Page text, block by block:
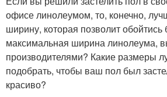
офисе линолеумом, то, конечно,
ширину, которая позволит
максимальная ширина линолеума,
производителями? Какие размеры
подобрать, чтобы ваш пол был
красиво?